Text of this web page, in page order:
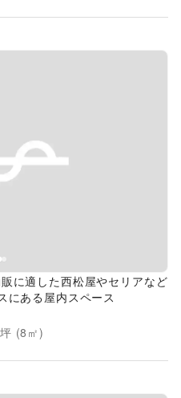
に適した西松屋やセリアなど
にある屋内スペース
坪 (8 ㎡)